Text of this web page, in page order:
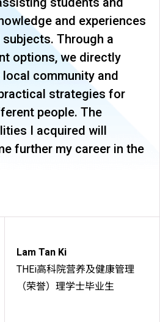
Lam Tan Ki
THEi高科院营养及健康管理
（荣誉）理学士毕业生
and experiences
Through a
options, we directly
community and
strategies for
people. The
I acquired will
further my career in the